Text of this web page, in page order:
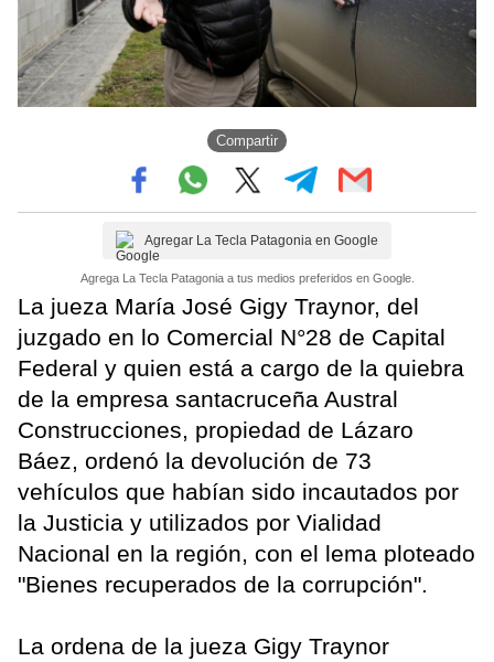
Compartir
Agregar La Tecla Patagonia en Google
Agrega La Tecla Patagonia a tus medios preferidos en Google.
La jueza María José Gigy Traynor, del
juzgado en lo Comercial N°28 de Capital
Federal y quien está a cargo de la quiebra
de la empresa santacruceña Austral
Construcciones, propiedad de Lázaro
Báez, ordenó la devolución de 73
vehículos que habían sido incautados por
la Justicia y utilizados por Vialidad
Nacional en la región, con el lema ploteado
"Bienes recuperados de la corrupción".
La ordena de la jueza Gigy Traynor